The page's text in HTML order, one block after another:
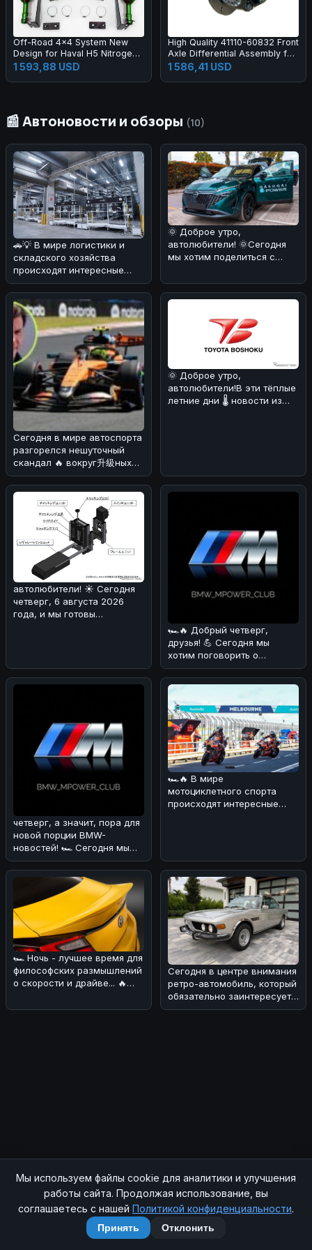
Off-Road 4x4 System New
Design for Haval H5 Nitrogen
Shock Absorber Suspension
1 593,88 USD
High Quality 41110-60832 Front
Axle Differential Assembly for
Land Cruiser
1 586,41 USD
📰 Автоновости и обзоры (10)
🚗💡 В мире логистики и
складского хозяйства
происходят интересные
изменения! ⚡️ Недавно
стало извес
🌞 Доброе утро,
автолюбители! 🌞Сегодня
мы хотим поделиться с
новостью: Nissan Qas
Сегодня в мире автоспорта
разгорелся нешуточный
скандал 🔥 вокруг升級ных
пакетов для машин McLaren
MCL
🌞 Доброе утро,
автолюбители!В эти тёплые
летние дни 🌡️ новости из
автолюбители! ☀️ Сегодня
четверг, 6 августа 2026
года, и мы готовы
🏎🔥 Добрый четверг,
друзья! 💪 Сегодня мы
хотим поговорить о
довольно курьёзном
случае, который про
четверг, а значит, пора для
новой порции BMW-
новостей! 🏎 Сегодня мы
поговорим о довольно
курьёзном
🏎🔥 В мире
мотоциклетного спорта
происходят интересные
🏎 Ночь - лучшее время для
философских размышлений
о скорости и драйве... 🔥
Сегодня в центре внимания
ретро-автомобиль, который
обязательно заинтересует
поклонников BMW! 🏎Речь
© 2026 SOCHIAUTOPARTS. Все права защищены.
Контакты Sitemap
Telegram
Мы используем файлы cookie для аналитики и улучшения
работы сайта. Продолжая использование, вы
соглашаетесь с нашей Политикой конфиденциальности.
Принять Отклонить